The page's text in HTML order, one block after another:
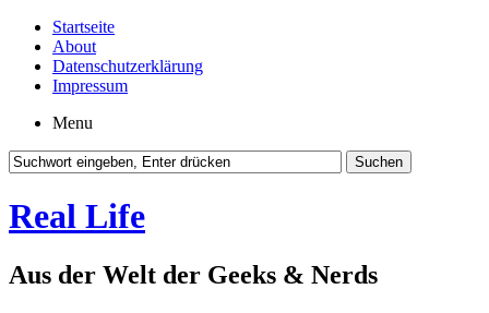
Startseite
About
Datenschutzerklärung
Impressum
Menu
Real Life
Aus der Welt der Geeks & Nerds